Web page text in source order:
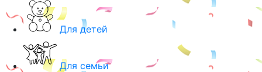
Для детей
Для семьи